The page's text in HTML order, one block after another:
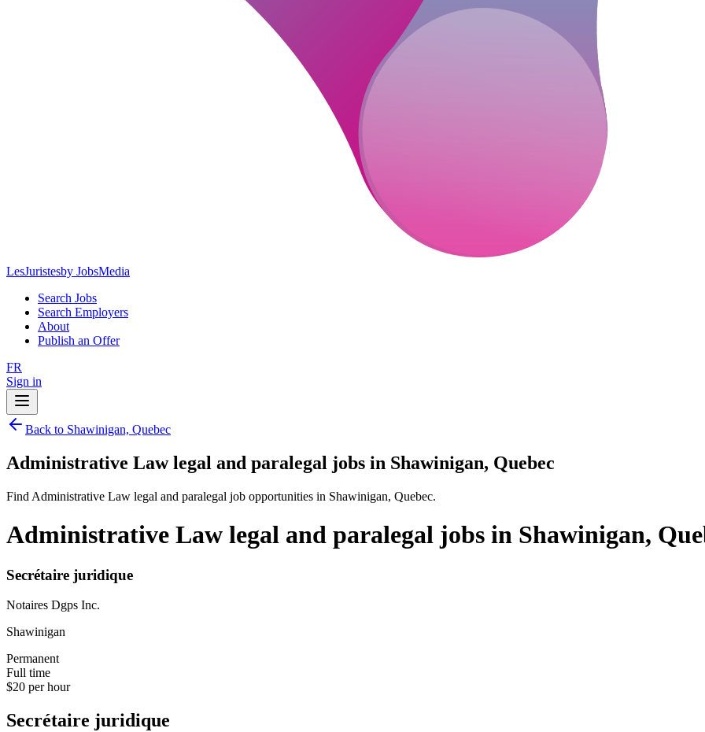
LesJuristesby JobsMedia
Search Jobs
Search Employers
About
Publish an Offer
FR
Sign in
Back to Shawinigan, Quebec
Administrative Law legal and paralegal jobs in Shawinigan, Quebec
Find Administrative Law legal and paralegal job opportunities in Shawinigan, Quebec.
Administrative Law legal and paralegal jobs in Shawinigan,
Secrétaire juridique
Notaires Dgps Inc.
Shawinigan
Permanent
Full time
$20 per hour
Secrétaire juridique